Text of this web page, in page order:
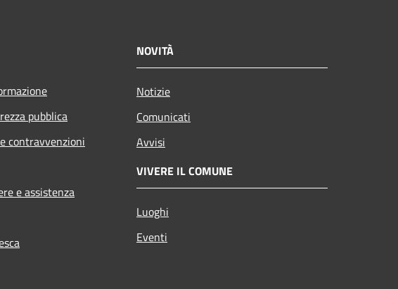
pubblica
contravvenzioni
e assistenza
NOVITÀ
Notizie
Comunicati
Avvisi
VIVERE IL COMUNE
Luoghi
Eventi